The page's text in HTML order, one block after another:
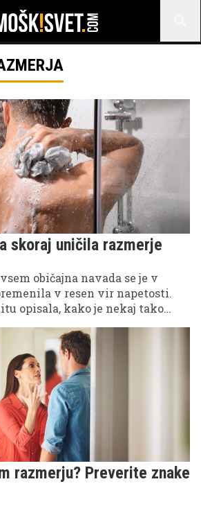
skoraj uničila razmerje
običajna navada se je v
v resen vir napetosti.
opisala, kako je nekaj tako
burne odzive spletne skupnosti.
razmerju? Preverite znake